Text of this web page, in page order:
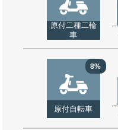
原付二種二輪
車
8%
原付自転車